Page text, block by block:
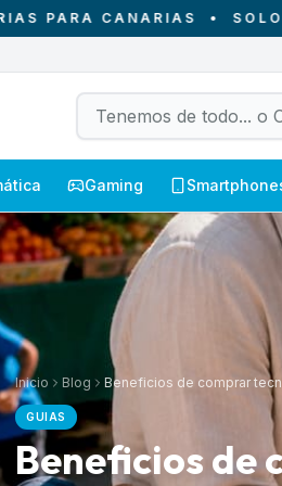
CANARIAS•SOLO
Gaming
Inicio Blog Beneficios de comprar
GUIAS
Beneficios de